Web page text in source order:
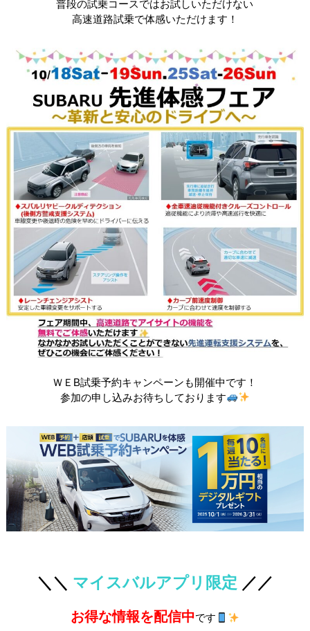
普段の試乗コースではお試しいただけない
高速道路試乗で体感いただけます！
ＷＥB試乗予約キャンペーンも開催中です！
参加の申し込みお待ちしております
＼＼ マイスバルアプリ限定 ／／
お得な情報を配信中です